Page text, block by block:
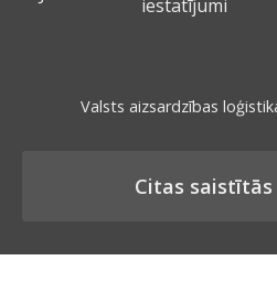
iestatījumi
Valsts aizsardzības
Citas